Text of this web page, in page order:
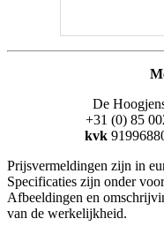
De
+31 (0) 85
kvk
Prijsvermeldingen zijn in
Specificaties zijn onder
Afbeeldingen en
van de werkelijkheid.